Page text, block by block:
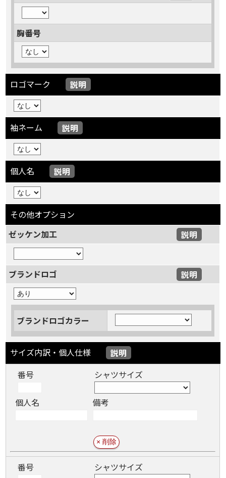
胸番号
ロゴマーク 説明
袖ネーム 説明
個人名 説明
その他オプション
ゼッケン加工
説明
ブランドロゴ 説明
ブランドロゴカラー
サイズ内訳・個人仕様
説明
番号
シャツサイズ
個人名 備考
番号 シャツサイズ